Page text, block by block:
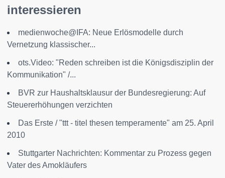
interessieren
medienwoche@IFA: Neue Erlösmodelle durch
Vernetzung klassischer...
ots.Video: "Reden schreiben ist die Königsdisziplin der
Kommunikation" /...
BVR zur Haushaltsklausur der Bundesregierung: Auf
Steuererhöhungen verzichten
Das Erste / "ttt - titel thesen temperamente" am 25. April
2010
Stuttgarter Nachrichten: Kommentar zu Prozess gegen
Vater des Amokläufers